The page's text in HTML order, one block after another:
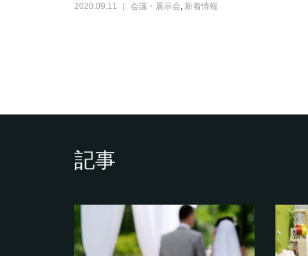
2020.09.11 会議・展示会 新着情報
記事